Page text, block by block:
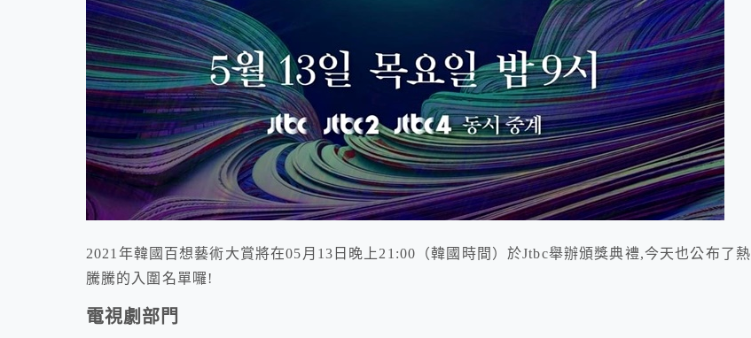
2021年韓國百想藝術大賞將在05月13日晚上21:00（韓國時間）於Jtbc舉辦頒獎典禮,今天也公布了熱
騰騰的入圍名單囉!
電視劇部門